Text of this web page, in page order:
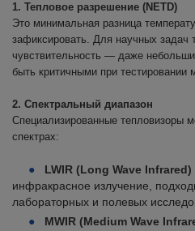
1. Тепловое разрешение (NETD)
Это минимальная разница
зафиксировать. Для научных задач
чувствительность — даже
быть критичными при тестировании
2. Спектральный диапазон
Специализированные тепловизоры
спектрах:
LWIR (Long Wave Infrared)
инфракрасное излучение,
лабораторных и полевых
MWIR (Medium Wave